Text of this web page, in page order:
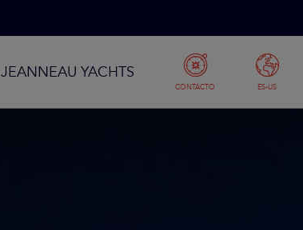
JEANNEAU YACHTS
CONTACTO ES-US